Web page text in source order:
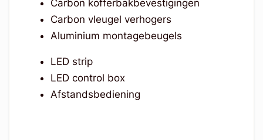
Carbon kofferbakbevestigingen
Carbon vleugel verhogers
Aluminium montagebeugels
LED strip
LED control box
Afstandsbediening